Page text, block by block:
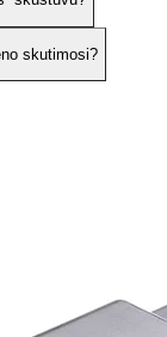
skutimosi?